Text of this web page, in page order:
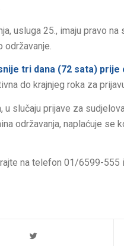
usluga 25., imaju pravo
tri dana (72 sata) prije
do krajnjeg roka za
slučaju prijave za
održavanja, naplaćuje se
na telefon 01/6599-555